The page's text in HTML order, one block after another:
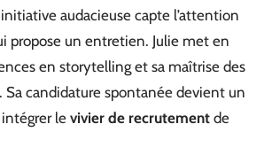
audacieuse capte l’attention
propose un entretien. Julie met en
en storytelling et sa maîtrise des
Sa candidature spontanée devient un
le vivier de recrutement de